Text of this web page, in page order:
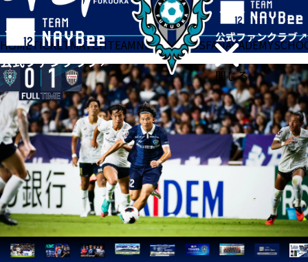
閉じる
HOMETICKETMATCHTEAMNEWSGOODSFANACADEMY